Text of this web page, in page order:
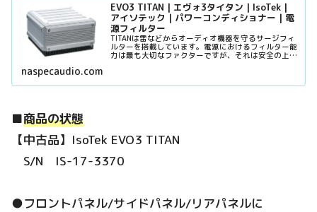
EVO3 TITAN | エヴォ3タイタン | ​IsoTek |
アイソテック | パワーコンディショナー | 電
源フィルター
TITANは雷などからオーディオ機器を守るサージフィ
ルターを搭載しています。電源におけるフィルター能
力は最も大切なファクターですが、それは安全の上に
naspecaudio.com
■商品の状態
【中古品】IsoTek EVO3 TITAN
S/N IS-17-3370
●フロントパネル/サイドパネル/リアパネルに